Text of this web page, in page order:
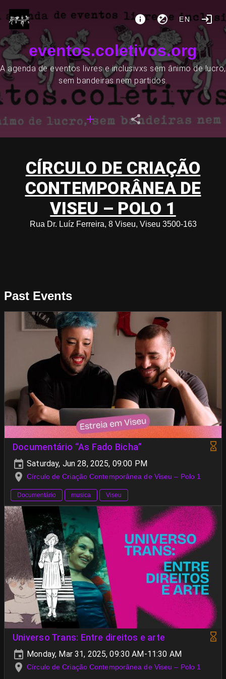
EN
eventos.coletivos.org
A agenda de eventos livres e inclusivxs sem ânimo de lucro,
sem bandeiras nem partidos.
CÍRCULO DE CRIAÇÃO
CONTEMPORÂNEA DE
VISEU – POLO 1
Rua Dr. Luíz Ferreira, 8 Viseu, Viseu 3500-163
Past Events
Documentário “As Fado Bicha”
Saturday, Jun 28, 2025, 09:00 PM
Círculo de Criação Contemporânea de Viseu – Polo 1
Documentário musica Viseu
Universo Trans: Entre direitos e arte
Monday, Mar 31, 2025, 09:30 AM-11:30 AM
Círculo de Criação Contemporânea de Viseu – Polo 1